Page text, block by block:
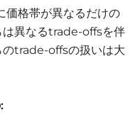
格帯が異なるだけの
は異なるtrade-offsを伴
のtrade-offsの扱いは大